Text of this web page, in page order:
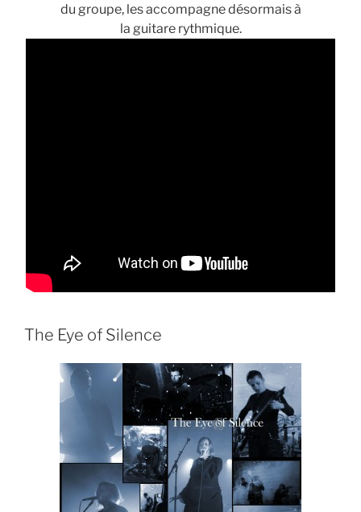
du groupe, les accompagne désormais à
la guitare rythmique.
The Eye of Silence